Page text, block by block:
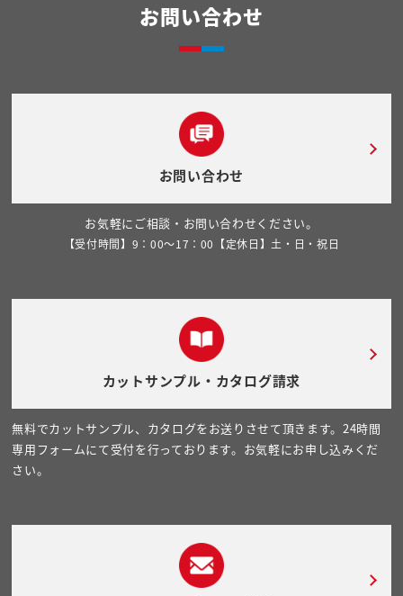
お問い合わせ
お問い合わせ
お気軽にご相談・お問い合わせください。
【受付時間】9：00～17：00【定休日】土・日・祝日
カットサンプル・カタログ請求
無料でカットサンプル、カタログをお送りさせて頂きます。24時間
専用フォームにて受付を行っております。お気軽にお申し込みくだ
さい。